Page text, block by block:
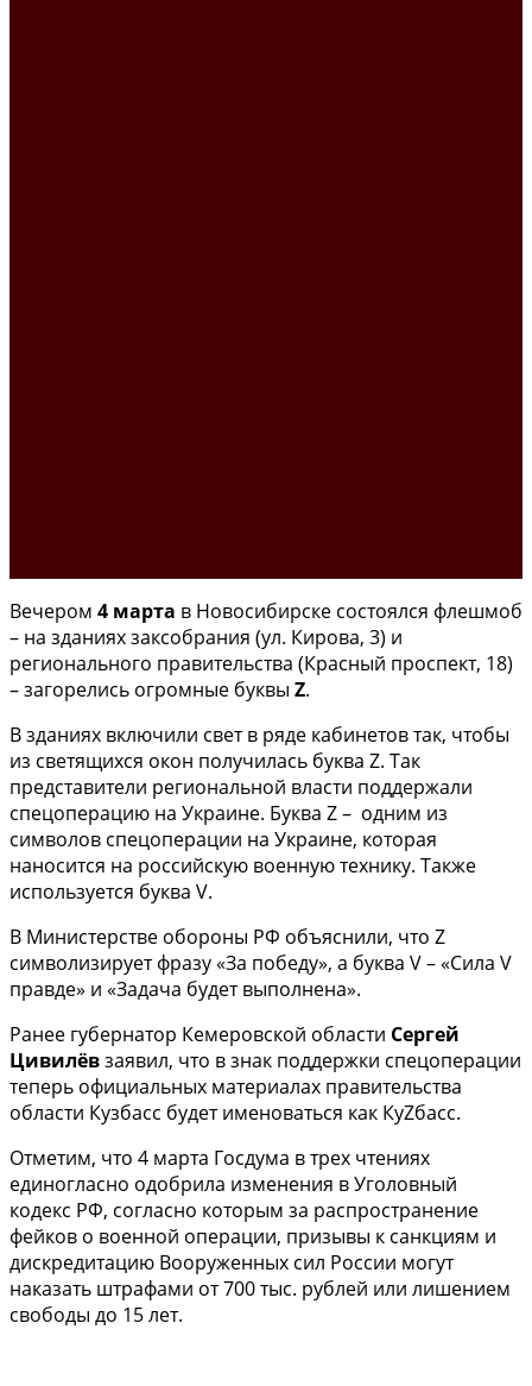
Вечером 4 марта в Новосибирске состоялся флешмоб
– на зданиях заксобрания (ул. Кирова, 3) и
регионального правительства (Красный проспект, 18)
– загорелись огромные буквы Z.
В зданиях включили свет в ряде кабинетов так, чтобы
из светящихся окон получилась буква Z. Так
представители региональной власти поддержали
спецоперацию на Украине. Буква Z – одним из
символов спецоперации на Украине, которая
наносится на российскую военную технику. Также
используется буква V.
В Министерстве обороны РФ объяснили, что Z
символизирует фразу «За победу», а буква V – «Сила V
правде» и «Задача будет выполнена».
Ранее губернатор Кемеровской области Сергей
Цивилёвзаявил, что в знак поддержки спецоперации
теперь официальных материалах правительства
области Кузбасс будет именоваться как КуZбасс.
Отметим, что 4 марта Госдума в трех чтениях
единогласно одобрила изменения в Уголовный
кодекс РФ, согласно которым за распространение
фейков о военной операции, призывы к санкциям и
дискредитацию Вооруженных сил России могут
наказать штрафами от 700 тыс. рублей или лишением
свободы до 15 лет.